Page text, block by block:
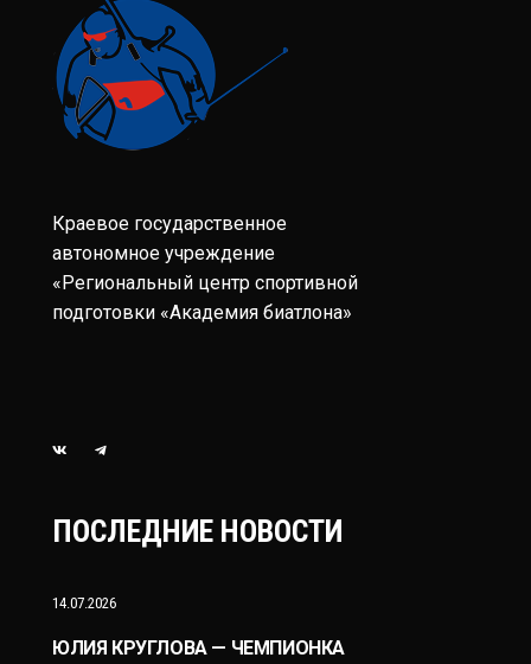
Краевое государственное
автономное учреждение
«Региональный центр спортивной
подготовки «Академия биатлона»
ПОСЛЕДНИЕ НОВОСТИ
14.07.2026
ЮЛИЯ КРУГЛОВА — ЧЕМПИОНКА